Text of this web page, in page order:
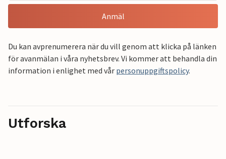
Anmäl
Du kan avprenumerera när du vill genom att klicka på länken
för avanmälan i våra nyhetsbrev. Vi kommer att behandla din
information i enlighet med vår personuppgiftspolicy.
Utforska